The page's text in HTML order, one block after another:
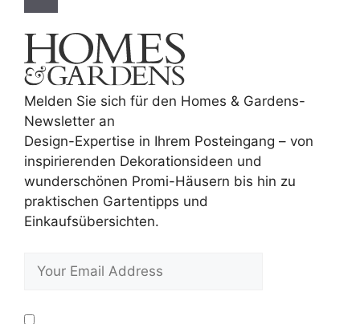
Melden Sie sich für den Homes & Gardens-
Newsletter an
Design-Expertise in Ihrem Posteingang – von
inspirierenden Dekorationsideen und
wunderschönen Promi-Häusern bis hin zu
praktischen Gartentipps und
Einkaufsübersichten.